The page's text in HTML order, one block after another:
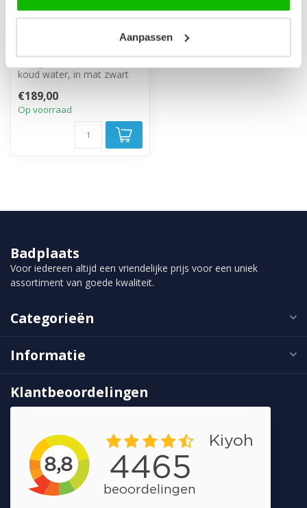
Aanpassen
Staande badkraan Fuji
koud water, in mat zwart
handgreep.
€189,00
Op voorraad
Badplaats
Voor iedereen altijd een vriendelijke prijs voor een uniek
assortiment van goede kwaliteit.
Categorieën
Informatie
Klantbeoordelingen